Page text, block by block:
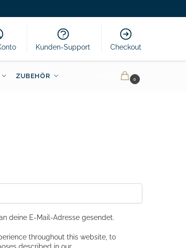
Kunden-Support Checkout
ZUBEHÖR 0
deine E-Mail-Adresse gesendet.
throughout this website, to